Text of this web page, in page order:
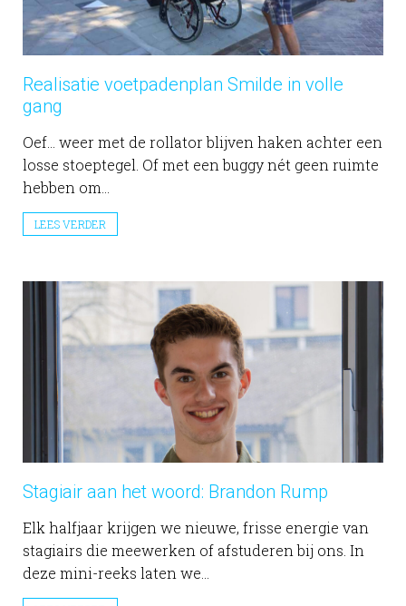
Realisatie voetpadenplan Smilde in volle
gang
Oef… weer met de rollator blijven haken achter een
losse stoeptegel. Of met een buggy nét geen ruimte
hebben om...
LEES VERDER
Stagiair aan het woord: Brandon Rump
Elk halfjaar krijgen we nieuwe, frisse energie van
stagiairs die meewerken of afstuderen bij ons. In
deze mini-reeks laten we...